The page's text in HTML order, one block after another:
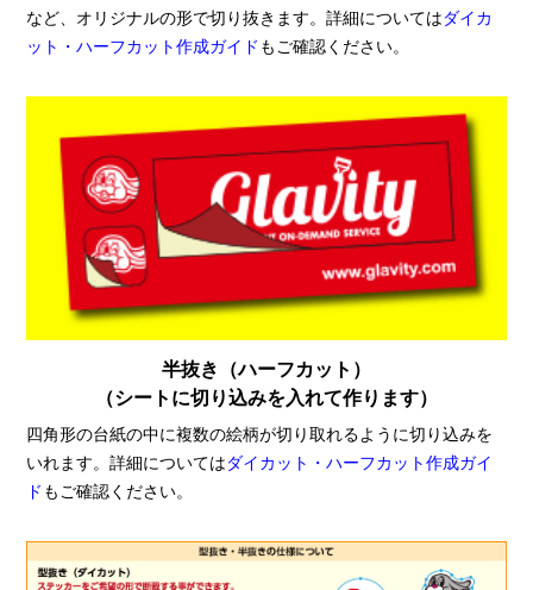
など、オリジナルの形で切り抜きます。詳細についてはダイカ
ット・ハーフカット作成ガイド もご確認ください。
半抜き（ハーフカット）
（シートに切り込みを入れて作ります）
四角形の台紙の中に複数の絵柄が切り取れるように切り込みを
いれます。詳細についてはダイカット・ハーフカット作成ガイ
ド もご確認ください。